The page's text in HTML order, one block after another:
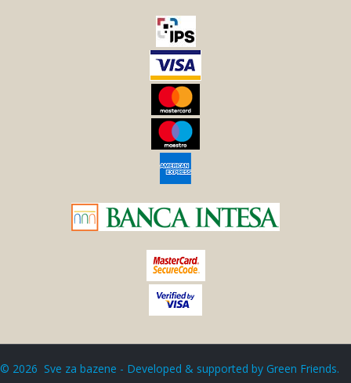
© 2026 Sve za bazene - Developed & supported by Green Friends.